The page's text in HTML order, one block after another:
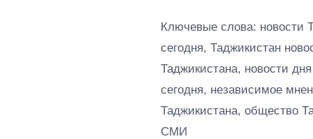
Ключевые слова: новости
сегодня, Таджикистан
Таджикистана, новости
сегодня, независимое
Таджикистана, общество
СМИ